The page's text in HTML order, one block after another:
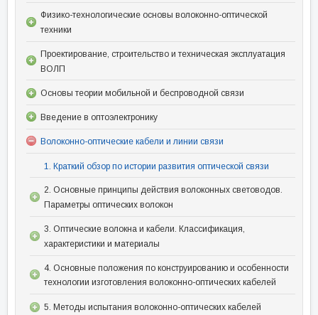
Физико-технологические основы волоконно-оптической
техники
Проектирование, строительство и техническая эксплуатация
ВОЛП
Основы теории мобильной и беспроводной связи
Введение в оптоэлектронику
Волоконно-оптические кабели и линии связи
1. Краткий обзор по истории развития оптической связи
2. Основные принципы действия волоконных световодов.
Параметры оптических волокон
3. Оптические волокна и кабели. Классификация,
характеристики и материалы
4. Основные положения по конструированию и особенности
технологии изготовления волоконно-оптических кабелей
5. Методы испытания волоконно-оптических кабелей